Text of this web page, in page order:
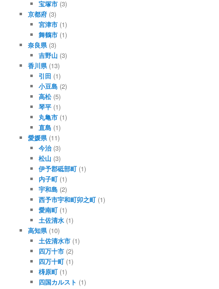
宝塚市 (3)
京都府(3)
宮津市 (1)
舞鶴市 (1)
奈良県(3)
吉野山 (3)
香川県(13)
引田 (1)
小豆島 (2)
高松(5)
琴平 (1)
丸亀市 (1)
直島 (1)
愛媛県(11)
今治(3)
松山 (3)
伊予郡砥部町 (1)
内子町 (1)
宇和島 (2)
西予市宇和町卯之町 (1)
愛南町 (1)
土佐清水 (1)
高知県(10)
土佐清水市 (1)
四万十市 (2)
四万十町 (1)
梼原町 (1)
四国カルスト (1)